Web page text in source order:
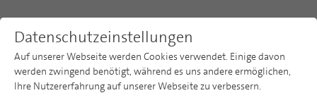
Datenschutzeinstellungen
Auf unserer Webseite werden Cookies verwendet. Einige davon
werden zwingend benötigt, während es uns andere ermöglichen,
Ihre Nutzererfahrung auf unserer Webseite zu verbessern.